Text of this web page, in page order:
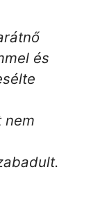
és
nem